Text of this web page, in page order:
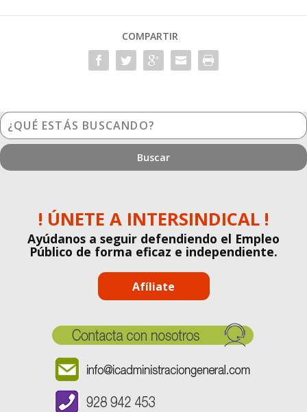
COMPARTIR
¿Qué
estás
buscando?
! ÚNETE A INTERSINDICAL !
Ayúdanos a seguir defendiendo el Empleo
Público de forma eficaz e independiente.
Afíliate